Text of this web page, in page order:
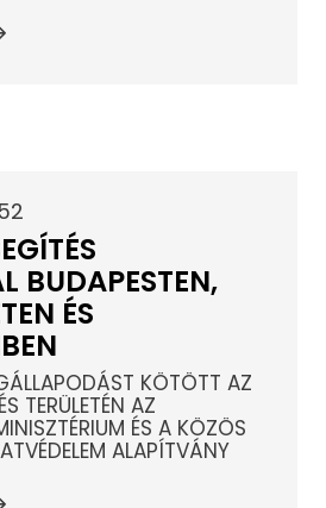
BUDAPESTEN,
ÉS
KÖTÖTT AZ
TERÜLETÉN AZ
ÉS A KÖZÖS
ALAPÍTVÁNY